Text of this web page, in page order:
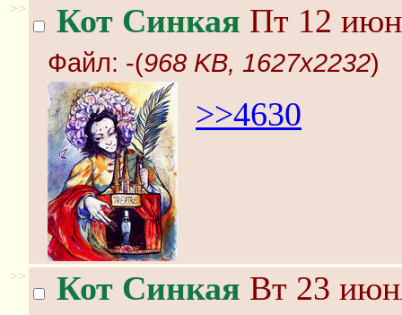
>> Кот Синкая Пт 12
Файл: -(968 KB, 1627x2232)
>>4630
>> Кот Синкая Вт 23